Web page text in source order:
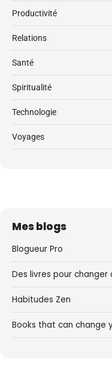
Productivité
Relations
Santé
Spiritualité
Technologie
Voyages
Mes blogs
Blogueur Pro
Des livres pour changer
Habitudes Zen
Books that can change